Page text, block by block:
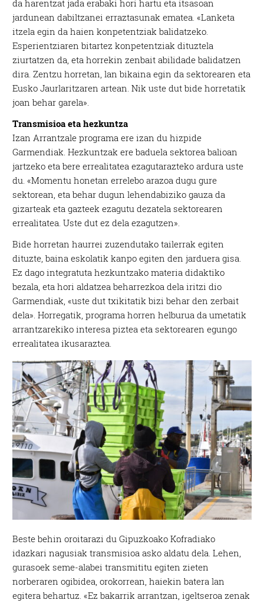
da harentzat jada erabaki hori hartu eta itsasoan
jardunean dabiltzanei erraztasunak ematea. «Lanketa
itzela egin da haien konpetentziak balidatzeko.
Esperientziaren bitartez konpetentziak dituztela
ziurtatzen da, eta horrekin zenbait abilidade balidatzen
dira. Zentzu horretan, lan bikaina egin da sektorearen eta
Eusko Jaurlaritzaren artean. Nik uste dut bide horretatik
joan behar garela».
Transmisioa eta hezkuntza
Izan Arrantzale programa ere izan du hizpide
Garmendiak. Hezkuntzak ere baduela sektorea balioan
jartzeko eta bere errealitatea ezagutarazteko ardura uste
du. «Momentu honetan errelebo arazoa dugu gure
sektorean, eta behar dugun lehendabiziko gauza da
gizarteak eta gazteek ezagutu dezatela sektorearen
errealitatea. Uste dut ez dela ezagutzen».
Bide horretan haurrei zuzendutako tailerrak egiten
dituzte, baina eskolatik kanpo egiten den jarduera gisa.
Ez dago integratuta hezkuntzako materia didaktiko
bezala, eta hori aldatzea beharrezkoa dela iritzi dio
Garmendiak, «uste dut txikitatik bizi behar den zerbait
dela». Horregatik, programa horren helburua da umetatik
arrantzarekiko interesa piztea eta sektorearen egungo
errealitatea ikusaraztea.
Beste behin oroitarazi du Gipuzkoako Kofradiako
idazkari nagusiak transmisioa asko aldatu dela. Lehen,
gurasoek seme-alabei transmititu egiten zieten
norberaren ogibidea, orokorrean, haiekin batera lan
egitera behartuz. «Ez bakarrik arrantzan, igeltseroa zenak